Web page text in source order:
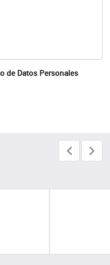
de Datos Personales